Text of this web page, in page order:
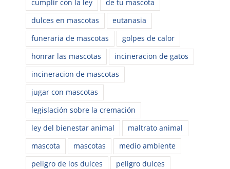
cumplir con la ley
de tu mascota
dulces en mascotas
eutanasia
funeraria de mascotas
golpes de calor
honrar las mascotas
incineracion de gatos
incineracion de mascotas
jugar con mascotas
legislación sobre la cremación
ley del bienestar animal
maltrato animal
mascota
mascotas
medio ambiente
peligro de los dulces
peligro dulces